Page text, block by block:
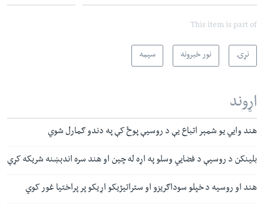
This item is part of
نړۍ نور خبرونه سیمه
اړوند
هند وايي یو شمېر اتباع یې د روسیې پوځ کې په دندو ګمارل شوي
بلینکن د روسیې د فضايي وسلو په اړه له چین او هند سره اندېښنه شریکه کړې
هند او روسیه د خپلو سوداګریزو او ستراتیژیکو اړیکو پر پراختیا غور کوي